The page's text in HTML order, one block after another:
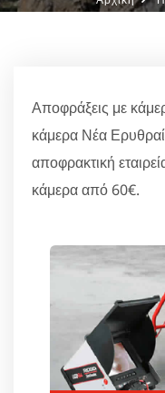
Αποφράξεις με
κάμερα Νέα
αποφρακτική
κάμερα από 60€.